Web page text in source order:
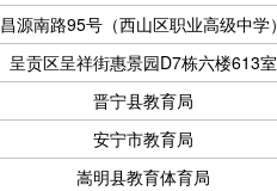
昌源南路95号（西山区职业高级中学）
呈贡区呈祥街惠景园D7栋六楼613室
晋宁县教育局
安宁市教育局
嵩明县教育体育局